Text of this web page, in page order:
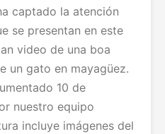
captado la atención
se presentan en este
video de una boa
un gato en mayagüez.
10 de
nuestro equipo
incluye imágenes del